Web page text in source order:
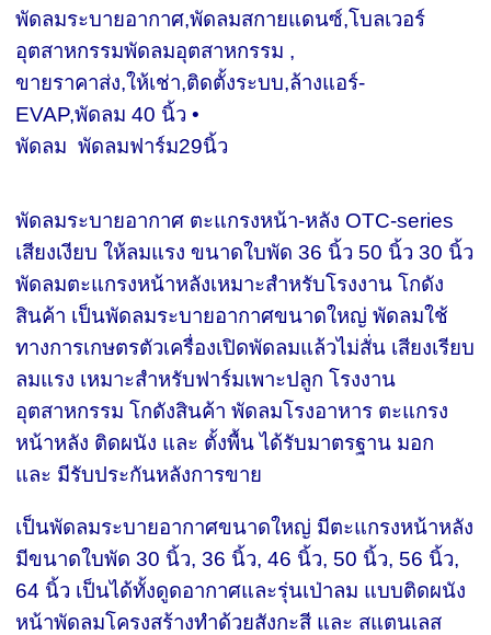
พัดลมระบายอากาศ,พัดลมสกายแดนซ์,โบลเวอร์
อุตสาหกรรมพัดลมอุตสาหกรรม ,
ขายราคาส่ง,ให้เช่า,ติดตั้งระบบ,ล้างแอร์-
EVAP,พัดลม 40 นิ้ว •
พัดลม พัดลมฟาร์ม29นิ้ว
พัดลมระบายอากาศ ตะแกรงหน้า-หลัง OTC-series
เสียงเงียบ ให้ลมแรง ขนาดใบพัด 36 นิ้ว 50 นิ้ว 30 นิ้ว
พัดลมตะแกรงหน้าหลังเหมาะสำหรับโรงงาน โกดัง
สินค้า เป็นพัดลมระบายอากาศขนาดใหญ่ พัดลมใช้
ทางการเกษตรตัวเครื่องเปิดพัดลมแล้วไม่สั่น เสียงเรียบ
ลมแรง เหมาะสำหรับฟาร์มเพาะปลูก โรงงาน
อุตสาหกรรม โกดังสินค้า พัดลมโรงอาหาร ตะแกรง
หน้าหลัง ติดผนัง และ ตั้งพื้น ได้รับมาตรฐาน มอก
และ มีรับประกันหลังการขาย
เป็นพัดลมระบายอากาศขนาดใหญ่ มีตะแกรงหน้าหลัง
มีขนาดใบพัด 30 นิ้ว, 36 นิ้ว, 46 นิ้ว, 50 นิ้ว, 56 นิ้ว,
64 นิ้ว เป็นได้ทั้งดูดอากาศและรุ่นเป่าลม แบบติดผนัง
หน้าพัดลมโครงสร้างทำด้วยสังกะสี และ สแตนเลส